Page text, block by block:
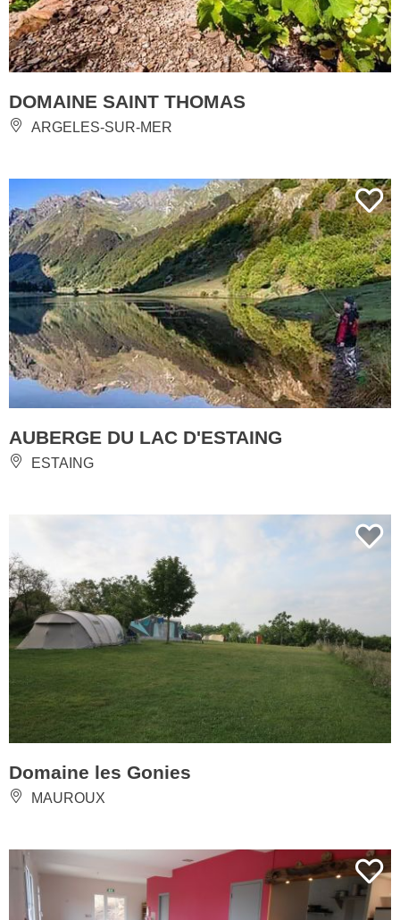
DOMAINE SAINT THOMAS
ARGELES-SUR-MER
AUBERGE DU LAC D'ESTAING
ESTAING
Domaine les Gonies
MAUROUX